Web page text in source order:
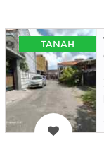
TANAH